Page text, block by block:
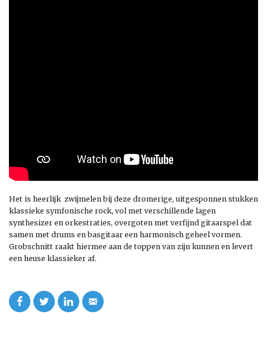
Het is heerlijk zwijmelen bij deze dromerige, uitgesponnen stukken
klassieke symfonische rock, vol met verschillende lagen
synthesizer en orkestraties, overgoten met verfijnd gitaarspel dat
samen met drums en basgitaar een harmonisch geheel vormen.
Grobschnitt raakt hiermee aan de toppen van zijn kunnen en levert
een heuse klassieker af.